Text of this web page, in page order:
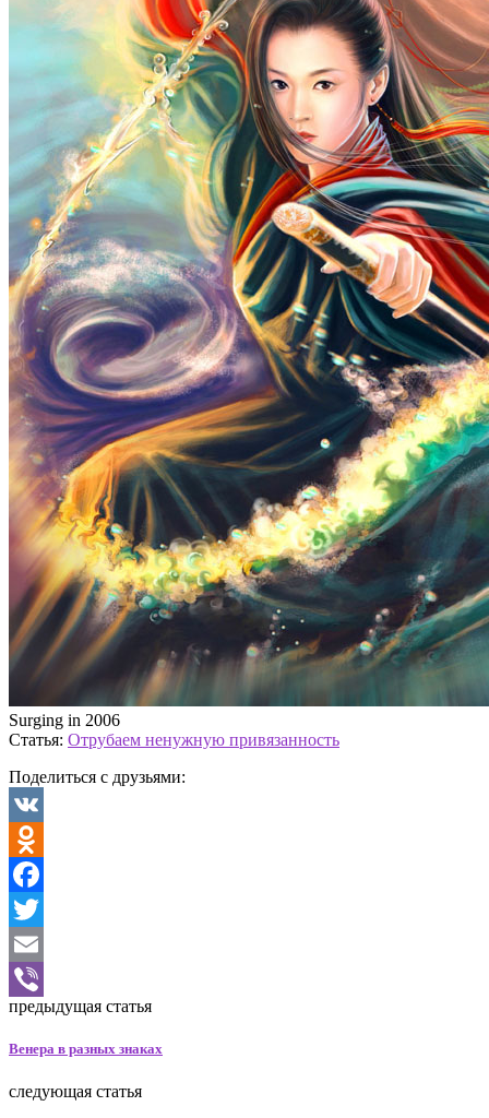
Surging in 2006
Статья: Отрубаем ненужную привязанность
Поделиться с друзьями:
VK
Odnoklassniki
Facebook
Twitter
Email
Viber
предыдущая статья
Венера в разных знаках
следующая статья